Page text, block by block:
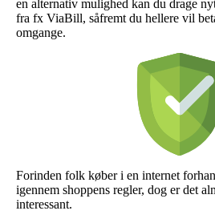
en alternativ mulighed kan du drage
fra fx ViaBill, såfremt du hellere vil
omgange.
Forinden folk køber i en internet
igennem shoppens regler, dog er det
interessant.